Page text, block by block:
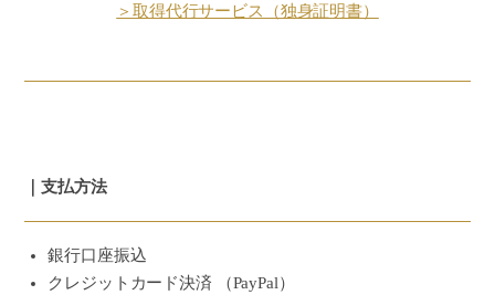
＞取得代行サービス（独身証明書）
｜支払方法
銀行口座振込
クレジットカード決済 （PayPal）